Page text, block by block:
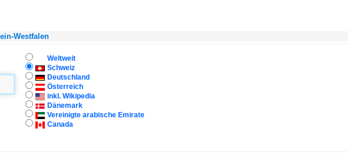
Westfalen
Weltweit
Schweiz
Deutschland
Österreich
inkl. Wikipedia
Dänemark
Vereinigte arabische Emirate
Canada